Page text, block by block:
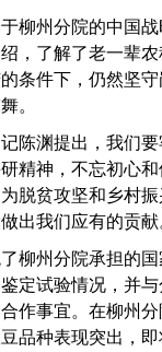
柳州分院的中国
， 了解了老一辈
条件下，仍然坚
。
陈渊提出，我们
精神， 不忘初心
脱贫攻坚和乡村振
出我们应有的贡献
柳州分院承担的
定试验情况，并
作事宜。在柳州
品种表现突出，